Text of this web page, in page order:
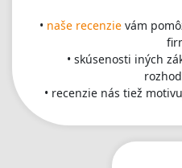
• naše recenzievám
• skúsenosti iných
• recenzie nás tiež